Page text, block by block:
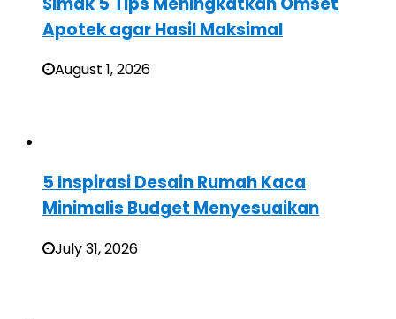
Apotek agar Hasil Maksimal
August 1, 2026
5 Inspirasi Desain Rumah Kaca
Minimalis Budget Menyesuaikan
July 31, 2026